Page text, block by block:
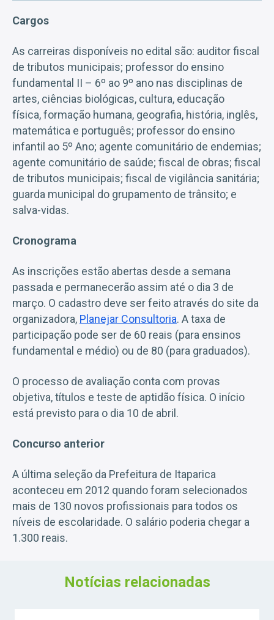
Cargos
As carreiras disponíveis no edital são: auditor fiscal
de tributos municipais; professor do ensino
fundamental II – 6º ao 9º ano nas disciplinas de
artes, ciências biológicas, cultura, educação
física, formação humana, geografia, história, inglês,
matemática e português; professor do ensino
infantil ao 5º Ano; agente comunitário de endemias;
agente comunitário de saúde; fiscal de obras; fiscal
de tributos municipais; fiscal de vigilância sanitária;
guarda municipal do grupamento de trânsito; e
salva-vidas.
Cronograma
As inscrições estão abertas desde a semana
passada e permanecerão assim até o dia 3 de
março. O cadastro deve ser feito através do site da
organizadora, Planejar Consultoria. A taxa de
participação pode ser de 60 reais (para ensinos
fundamental e médio) ou de 80 (para graduados).
O processo de avaliação conta com provas
objetiva, títulos e teste de aptidão física. O início
está previsto para o dia 10 de abril.
Concurso anterior
A última seleção da Prefeitura de Itaparica
aconteceu em 2012 quando foram selecionados
mais de 130 novos profissionais para todos os
níveis de escolaridade. O salário poderia chegar a
1.300 reais.
Notícias relacionadas